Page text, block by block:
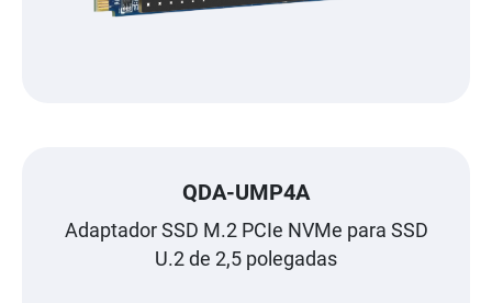
QDA-UMP4A
Adaptador SSD M.2 PCIe NVMe para SSD
U.2 de 2,5 polegadas